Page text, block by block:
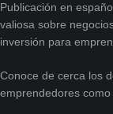
Publicación en
valiosa sobre
inversión para
Conoce de cerca los
emprendedores